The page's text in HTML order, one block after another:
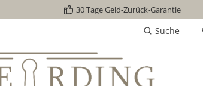
30 Tage Geld-Zurück-Garantie
Suche